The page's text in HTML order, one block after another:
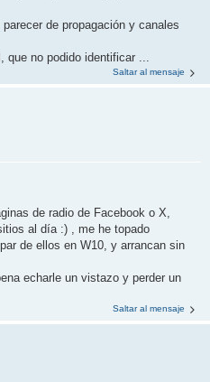
de propagación y canales
no podido identificar ...
Saltar al mensaje
de radio de Facebook o X,
al día :) , me he topado
de ellos en W10, y arrancan sin
echarle un vistazo y perder un
Saltar al mensaje